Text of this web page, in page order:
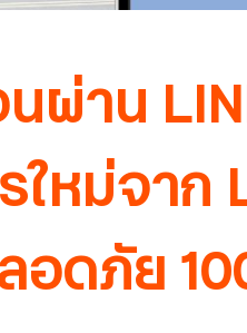
ผ่าน
หม่จาก
อดภัย